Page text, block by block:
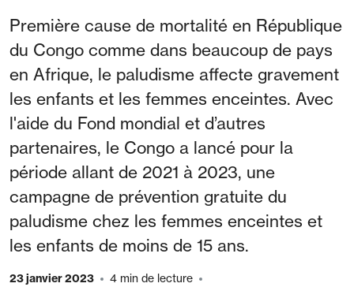
Première cause de mortalité en République
du Congo comme dans beaucoup de pays
en Afrique, le paludisme affecte gravement
les enfants et les femmes enceintes. Avec
l'aide du Fond mondial et d’autres
partenaires, le Congo a lancé pour la
période allant de 2021 à 2023, une
campagne de prévention gratuite du
paludisme chez les femmes enceintes et
les enfants de moins de 15 ans.
23 janvier 2023
4 min de lecture